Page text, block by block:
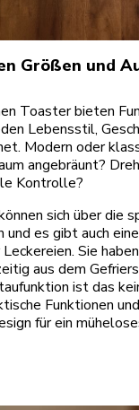
Größen und
Toaster bieten
Lebensstil,
Modern oder
angebräunt?
Kontrolle?
sich über die
und es gibt auch
Sie
aus dem
ist das
Funktionen
für ein